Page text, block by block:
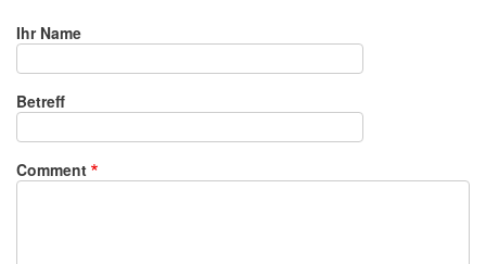
Ihr Name
Betreff
Comment